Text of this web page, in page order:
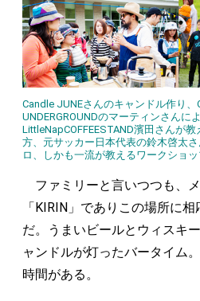
Candle JUNEさんのキャンドル作り、
UNDERGROUNDのマーティンさんに
LittleNapCOFFEESTAND濱田さんが
方、元サッカー日本代表の鈴木啓太
ロ、しかも一流が教えるワークショッ
ファミリーと言いつつも、
「KIRIN」でありこの場所に相
だ。うまいビールとウィスキ
ャンドルが灯ったバータイム
時間がある。